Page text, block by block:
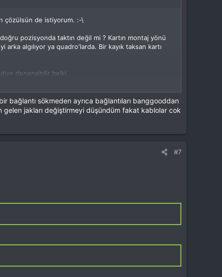
çözülsün de istiyorum. :-\
pozisyonda taktın değil mi ? Kartın montaj yönü
algılıyor ya quadro'larda. Bir kayık taksan kartı
denenebilir belki.
bağlantı sökmeden ayrıca bağlantıları banggooddan
gelen jakları değiştirmeyi düşündüm fakat kablolar cok
#7